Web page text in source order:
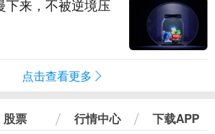
下来，不被逆境压
点击查看更多
股票 行情中心 下载APP